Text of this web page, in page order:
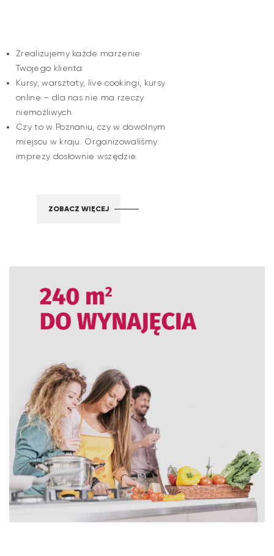
Zrealizujemy każde marzenie
Twojego klienta
Kursy, warsztaty, live cookingi, kursy
online – dla nas nie ma rzeczy
niemożliwych
Czy to w Poznaniu, czy w dowolnym
miejscu w kraju. Organizowaliśmy
imprezy dosłownie wszędzie.
ZOBACZ WIĘCEJ